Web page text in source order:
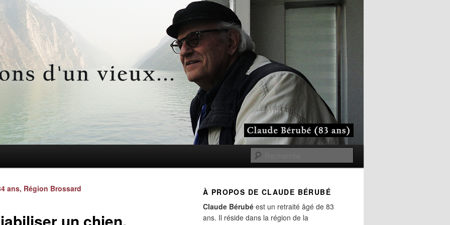
vieux…
Navigation
articles
un chien.
ans, Région Brossard
À PROPOS DE CLAUDE BÉRUBÉ
Claude Bérubé est un retraité âgé de 83
ans. Il réside dans la région de la